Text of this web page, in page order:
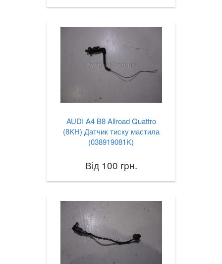
AUDI A4 B8 Allroad Quattro
(8KH) Датчик тиску мастила
(038919081K)
Від 100 грн.